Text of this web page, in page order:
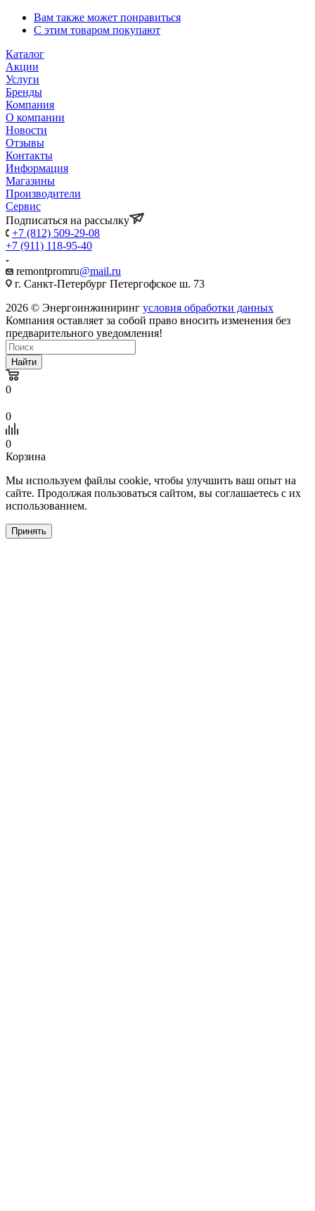
Вам также может понравиться
С этим товаром покупают
Каталог
Акции
Услуги
Бренды
Компания
О компании
Новости
Отзывы
Контакты
Информация
Магазины
Производители
Сервис
Подписаться на рассылку
+7 (812) 509-29-08
+7 (911) 118-95-40
remontpromru@mail.ru
г. Санкт-Петербург Петергофское ш. 73
2026 © Энергоинжиниринг условия обработки данных
Компания оставляет за собой право вносить изменения без
предварительного уведомления!
Найти
0
0
0
Корзина
Мы используем файлы cookie, чтобы улучшить ваш опыт на
сайте. Продолжая пользоваться сайтом, вы соглашаетесь с их
использованием.
Принять